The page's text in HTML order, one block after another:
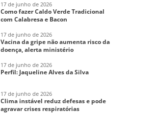
17 de junho de 2026
Como fazer Caldo Verde Tradicional
com Calabresa e Bacon
17 de junho de 2026
Vacina da gripe não aumenta risco da
doença, alerta ministério
17 de junho de 2026
Perfil: Jaqueline Alves da Silva
17 de junho de 2026
Clima instável reduz defesas e pode
agravar crises respiratórias